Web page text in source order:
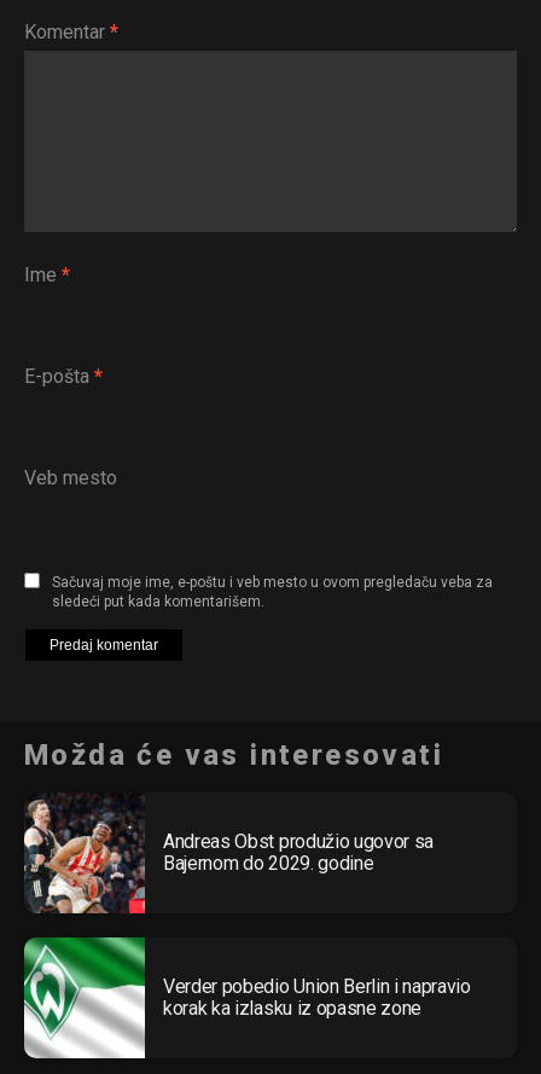
Komentar *
Ime *
E-pošta *
Veb mesto
Sačuvaj moje ime, e-poštu i veb mesto u ovom pregledaču veba za
sledeći put kada komentarišem.
Možda će vas interesovati
Andreas Obst produžio ugovor sa
Bajernom do 2029. godine
Verder pobedio Union Berlin i napravio
korak ka izlasku iz opasne zone